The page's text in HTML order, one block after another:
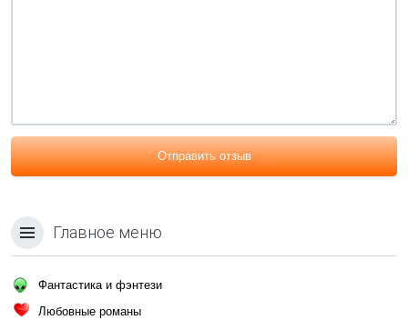
Отправить отзыв
Главное меню
Фантастика и фэнтези
Любовные романы